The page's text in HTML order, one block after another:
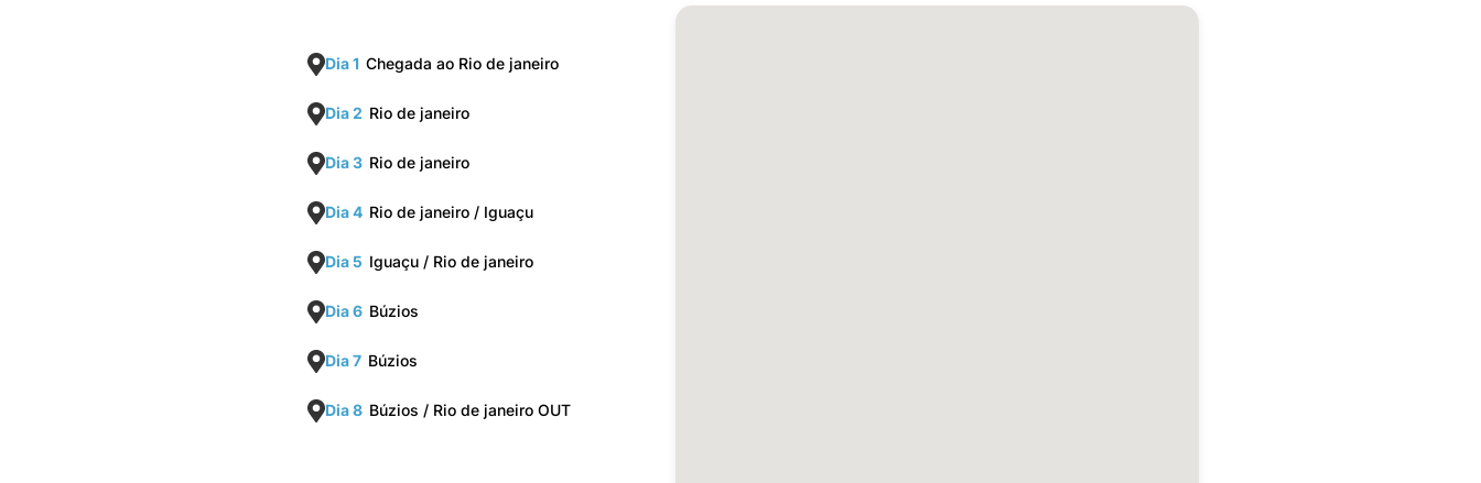
Dia 1 Chegada ao Rio de janeiro
Dia 2 Rio de janeiro
Dia 3 Rio de janeiro
Dia 4 Rio de janeiro / Iguaçu
Dia 5 Iguaçu / Rio de janeiro
Dia 6 Búzios
Dia 7 Búzios
Dia 8 Búzios / Rio de janeiro OUT